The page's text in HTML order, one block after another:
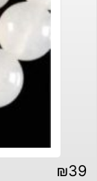
₪39